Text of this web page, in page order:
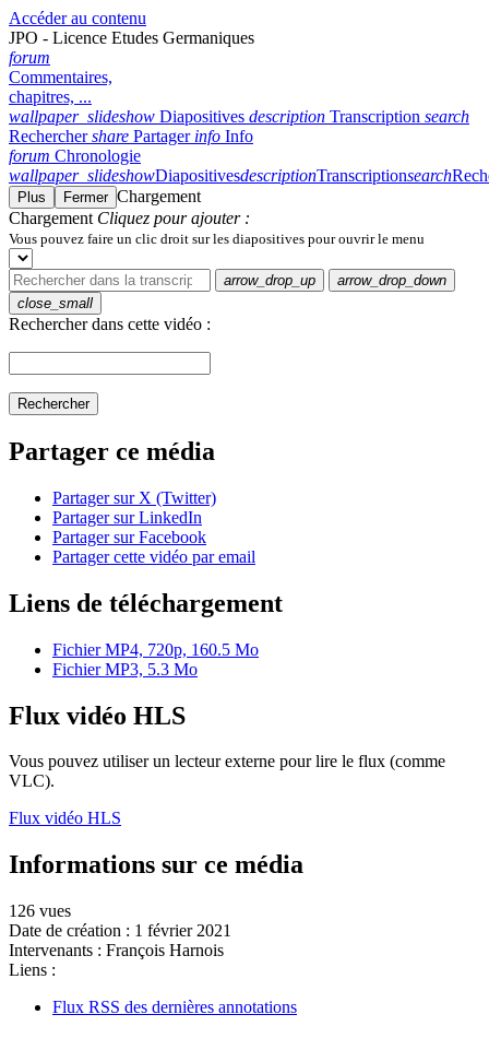
Accéder au contenu
JPO - Licence Etudes Germaniques
forum
Commentaires,
chapitres, ...
wallpaper_slideshow Diapositives description Transcription search
Rechercher share Partager info Info
forum Chronologie
wallpaper_slideshowDiapositivesdescriptionTranscriptionsearch
Plus Fermer Chargement
Chargement Cliquez pour ajouter :
Vous pouvez faire un clic droit sur les diapositives pour ouvrir le menu
arrow_drop_up
arrow_drop_down
close_small
Rechercher dans cette vidéo :
Rechercher
Partager ce média
Partager sur X (Twitter)
Partager sur LinkedIn
Partager sur Facebook
Partager cette vidéo par email
Liens de téléchargement
Fichier MP4, 720p, 160.5 Mo
Fichier MP3, 5.3 Mo
Flux vidéo HLS
Vous pouvez utiliser un lecteur externe pour lire le flux (comme
VLC).
Flux vidéo HLS
Informations sur ce média
126 vues
Date de création : 1 février 2021
Intervenants : François Harnois
Liens :
Flux RSS des dernières annotations